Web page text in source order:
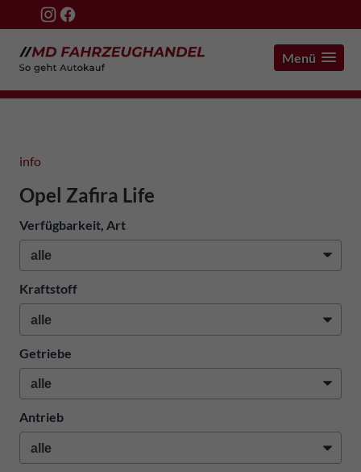
Menü
info
Opel Zafira Life
Verfügbarkeit, Art
Kraftstoff
Getriebe
Antrieb